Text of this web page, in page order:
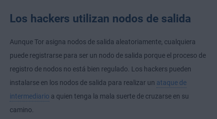
Los hackers utilizan nodos de salida
Aunque Tor asigna nodos de salida aleatoriamente, cualquiera
puede registrarse para ser un nodo de salida porque el proceso de
registro de nodos no está bien regulado. Los hackers pueden
instalarse en los nodos de salida para realizar un ataque de
intermediario a quien tenga la mala suerte de cruzarse en su
camino.